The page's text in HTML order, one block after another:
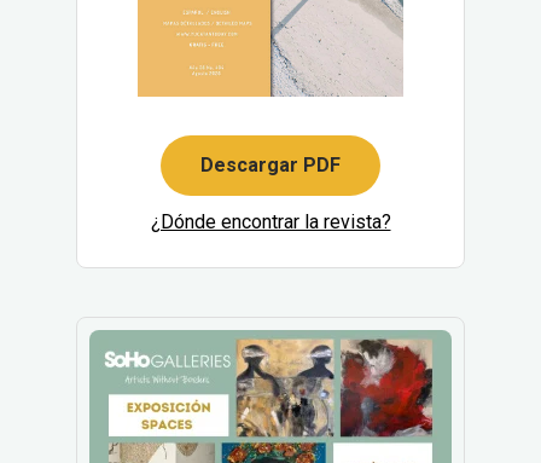
Descargar PDF
¿Dónde encontrar la revista?